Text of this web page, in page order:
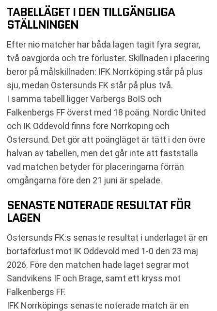
TABELLÄGET I DEN TILLGÄNGLIGA
STÄLLNINGEN
Efter nio matcher har båda lagen tagit fyra segrar,
två oavgjorda och tre förluster. Skillnaden i placering
beror på målskillnaden: IFK Norrköping står på plus
sju, medan Östersunds FK står på plus två.
I samma tabell ligger Varbergs BoIS och
Falkenbergs FF överst med 18 poäng. Nordic United
och IK Oddevold finns före Norrköping och
Östersund. Det gör att poängläget är tätt i den övre
halvan av tabellen, men det går inte att fastställa
vad matchen betyder för placeringarna förrän
omgångarna före den 21 juni är spelade.
SENASTE NOTERADE RESULTAT FÖR
LAGEN
Östersunds FK:s senaste resultat i underlaget är en
bortaförlust mot IK Oddevold med 1-0 den 23 maj
2026. Före den matchen hade laget segrar mot
Sandvikens IF och Brage, samt ett kryss mot
Falkenbergs FF.
IFK Norrköpings senaste noterade match är en